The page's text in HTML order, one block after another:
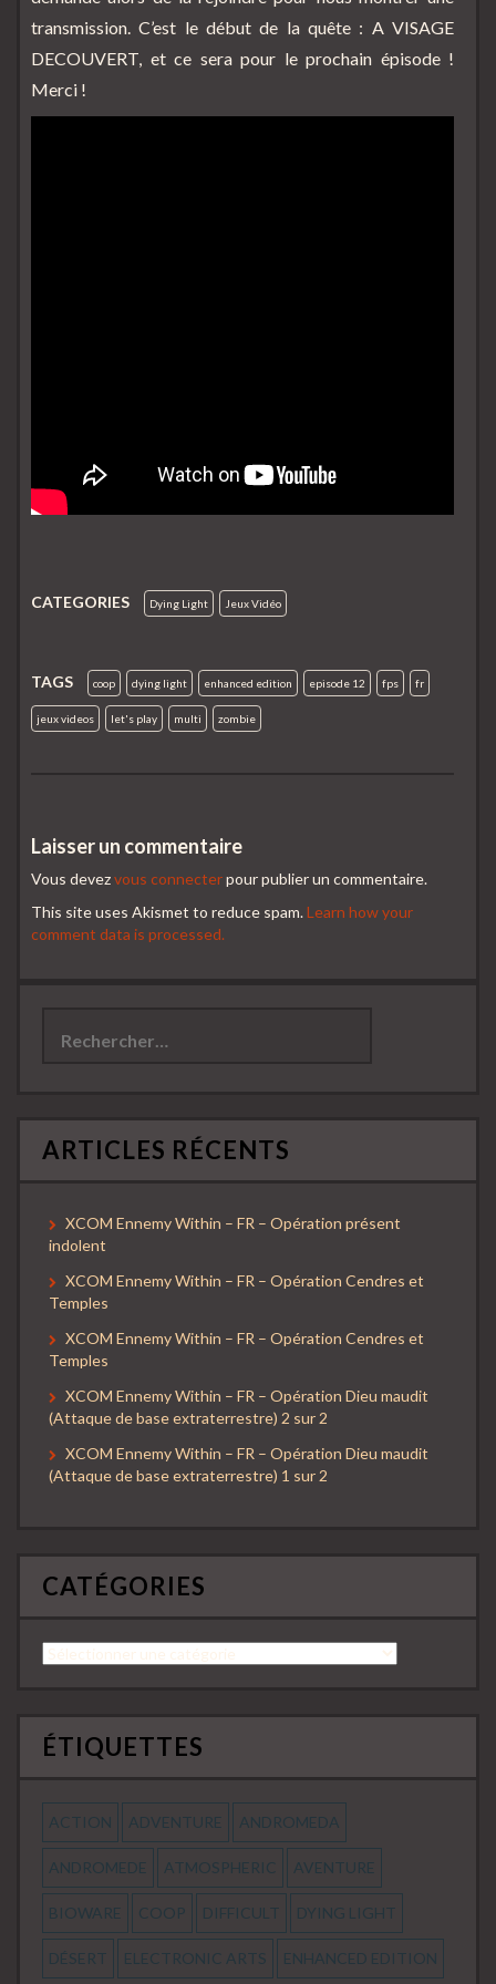
transmission. C’est le début de la quête : A VISAGE
DECOUVERT, et ce sera pour le prochain épisode !
Merci !
CATEGORIES Dying Light Jeux Vidéo
TAGS coop dying light enhanced edition episode 12 fps fr
jeux videos let's play multi zombie
Laisser un commentaire
Vous devezvous connecterpour publier un commentaire.
This site uses Akismet to reduce spam.Learn how your
comment data is processed.
ARTICLES RÉCENTS
XCOM Ennemy Within – FR – Opération présent
indolent
XCOM Ennemy Within – FR – Opération Cendres et
Temples
XCOM Ennemy Within – FR – Opération Cendres et
Temples
XCOM Ennemy Within – FR – Opération Dieu maudit
(Attaque de base extraterrestre) 2 sur 2
XCOM Ennemy Within – FR – Opération Dieu maudit
(Attaque de base extraterrestre) 1 sur 2
CATÉGORIES
Catégories
ÉTIQUETTES
ACTION ADVENTURE ANDROMEDA
ANDROMEDE ATMOSPHERIC AVENTURE
BIOWARE COOP DIFFICULT DYING LIGHT
DÉSERT ELECTRONIC ARTS ENHANCED EDITION